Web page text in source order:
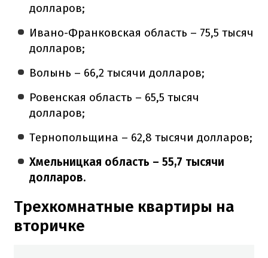
долларов;
Ивано-Франковская область – 75,5 тысяч
долларов;
Волынь – 66,2 тысячи долларов;
Ровенская область – 65,5 тысяч
долларов;
Тернопольщина – 62,8 тысячи долларов;
Хмельницкая область – 55,7 тысячи
долларов.
Трехкомнатные квартиры на
вторичке